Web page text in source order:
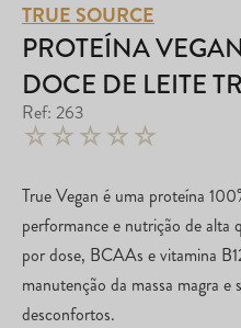
TRUE SOURCE
PROTEÍNA
DOCE DE LEITE
Ref: 263
☆☆☆☆☆
True Vegan é uma proteína
performance e nutrição de alta
por dose, BCAAs e vitamina
manutenção da massa magra e
desconfortos.